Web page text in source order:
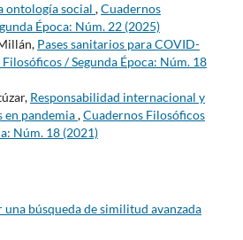
ontología social ,Cuadernos
Época: Núm. 22 (2025)
Pases sanitarios para COVID-
/ Segunda Época: Núm. 18
Responsabilidad internacional y
en pandemia,Cuadernos Filosóficos
Núm. 18 (2021)
una búsqueda de similitud avanzada